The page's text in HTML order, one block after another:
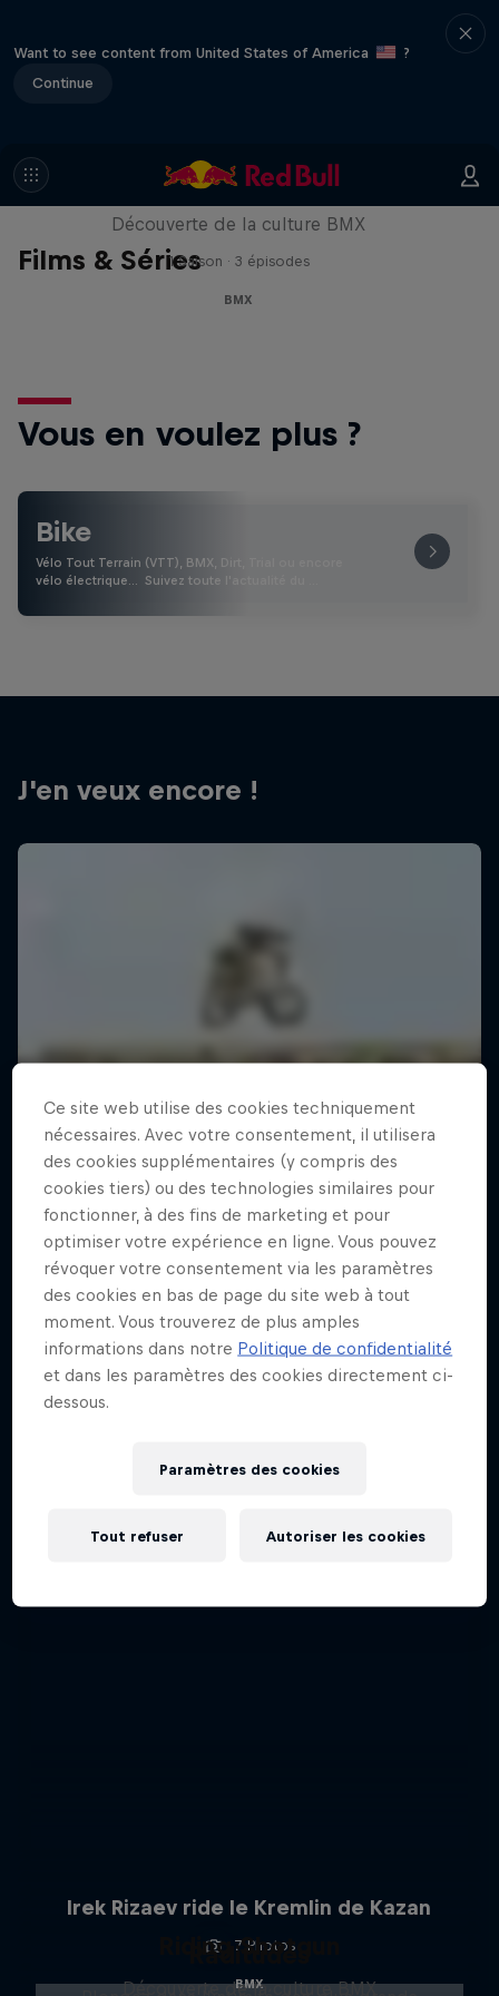
Want to see content from United States of America
?
Continue
Films & Séries
Riding Shotgun
Découverte de la culture BMX
1 Saison · 3 épisodes
BMX
Vous en voulez plus ?
Bike
Vélo Tout Terrain (VTT), BMX, Dirt, Trial ou encore
vélo électrique… Suivez toute l'actualité du …
J'en veux encore !
Irek Rizaev ride le Kremlin de Kazan
7 Photos
BMX
Riding Shotgun
Découverte de la culture BMX
Raditudes
Ce site web utilise des cookies techniquement
nécessaires. Avec votre consentement, il utilisera
des cookies supplémentaires (y compris des
cookies tiers) ou des technologies similaires pour
fonctionner, à des fins de marketing et pour
optimiser votre expérience en ligne. Vous pouvez
révoquer votre consentement via les paramètres
des cookies en bas de page du site web à tout
moment. Vous trouverez de plus amples
informations dans notre Politique de confidentialité
et dans les paramètres des cookies directement ci-
dessous.
Paramètres des cookies
Tout refuser Autoriser les cookies